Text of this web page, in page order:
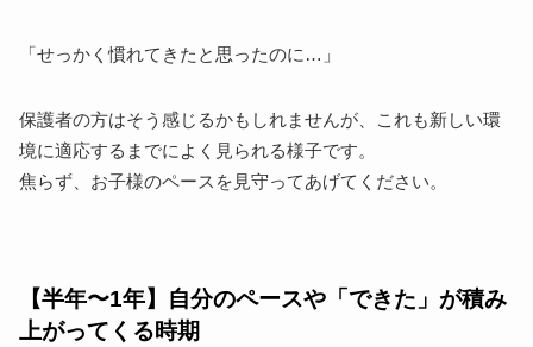
「せっかく慣れてきたと思ったのに…」
保護者の方はそう感じるかもしれませんが、これも新しい環
境に適応するまでによく見られる様子です。
焦らず、お子様のペースを見守ってあげてください。
【半年〜1年】自分のペースや「できた」が積み
上がってくる時期